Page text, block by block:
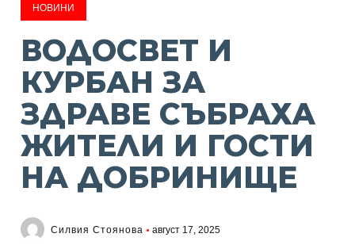
НОВИНИ
ВОДОСВЕТ И
КУРБАН ЗА
ЗДРАВЕ СЪБРАХА
ЖИТЕЛИ И ГОСТИ
НА ДОБРИНИЩЕ
Силвия Стоянова август 17, 2025